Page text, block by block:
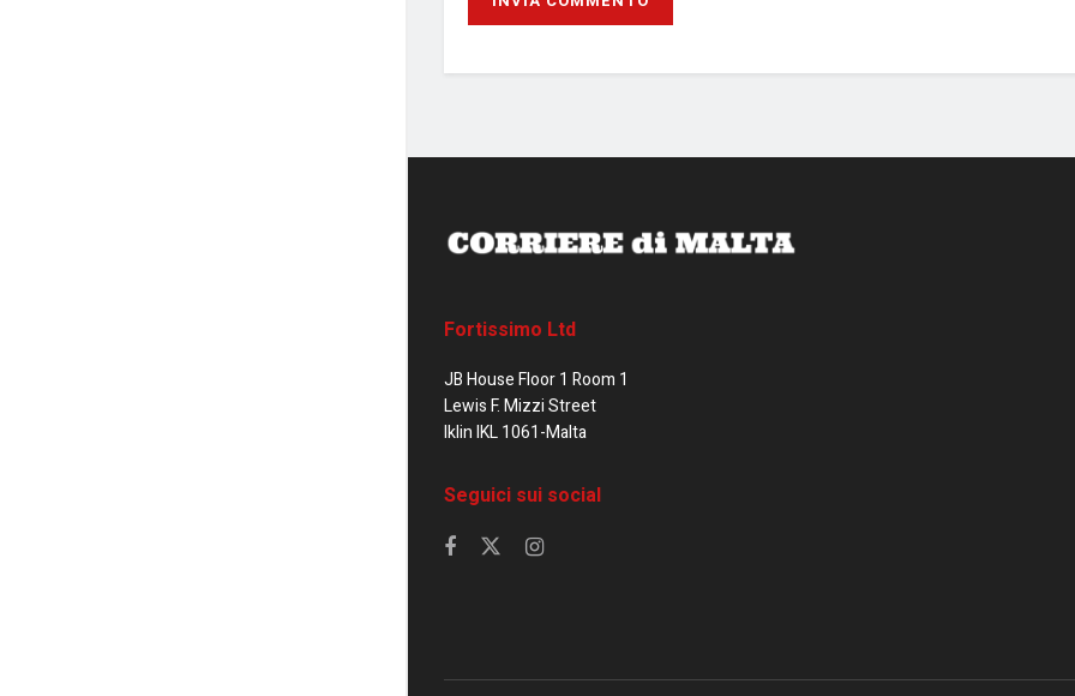
Fortissimo Ltd
JB House Floor 1 Room 1
Lewis F. Mizzi Street
Iklin IKL 1061-Malta
Seguici sui social